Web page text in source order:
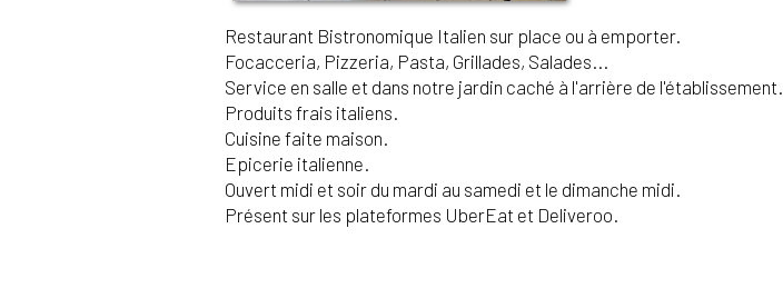
Restaurant Bistronomique Italien sur place ou à emporter.
Focacceria, Pizzeria, Pasta, Grillades, Salades...
Service en salle et dans notre jardin caché à l'arrière de l'établissement.
Produits frais italiens.
Cuisine faite maison.
Epicerie italienne.
Ouvert midi et soir du mardi au samedi et le dimanche midi.
Présent sur les plateformes UberEat et Deliveroo.